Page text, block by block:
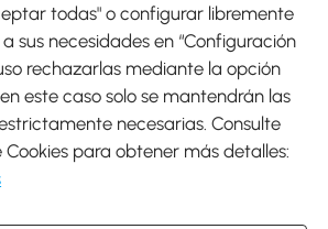
App
Google Play
todas" o configurar libremente
sus necesidades en “Configuración
rechazarlas mediante la opción
este caso solo se mantendrán las
necesarias. Consulte
Cookies para obtener más detalles: